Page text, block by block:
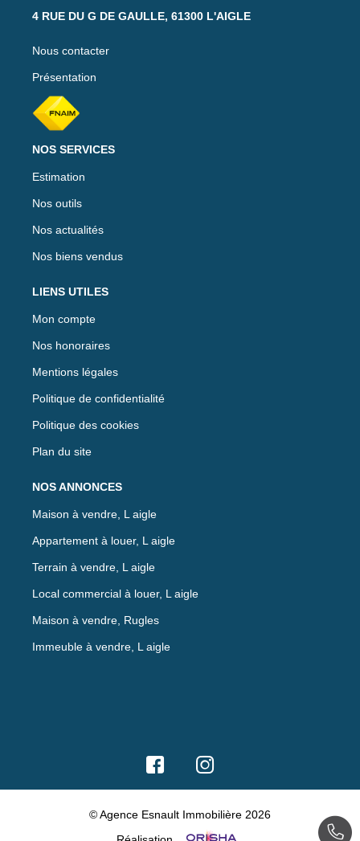
4 RUE DU G DE GAULLE, 61300 L'AIGLE
Nous contacter
Présentation
NOS SERVICES
Estimation
Nos outils
Nos actualités
Nos biens vendus
LIENS UTILES
Mon compte
Nos honoraires
Mentions légales
Politique de confidentialité
Politique des cookies
Plan du site
NOS ANNONCES
Maison à vendre, L aigle
Appartement à louer, L aigle
Terrain à vendre, L aigle
Local commercial à louer, L aigle
Maison à vendre, Rugles
Immeuble à vendre, L aigle
© Agence Esnault Immobilière 2026